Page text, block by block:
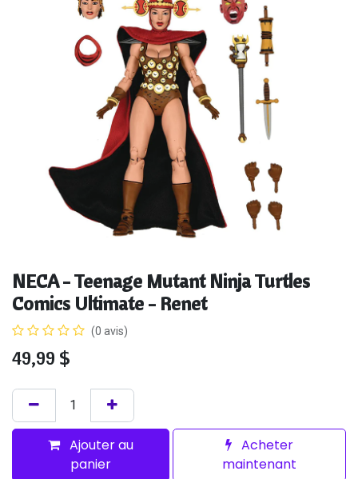
NECA - Teenage Mutant Ninja Turtles
Comics Ultimate - Renet
(0 avis)
49,99 $
Ajouter au
panier
Acheter
maintenant